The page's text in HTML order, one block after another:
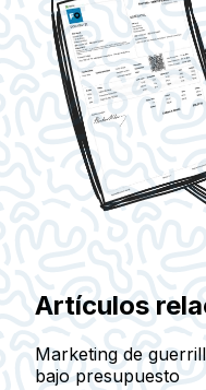
Artículos
Marketing de
bajo presupuesto